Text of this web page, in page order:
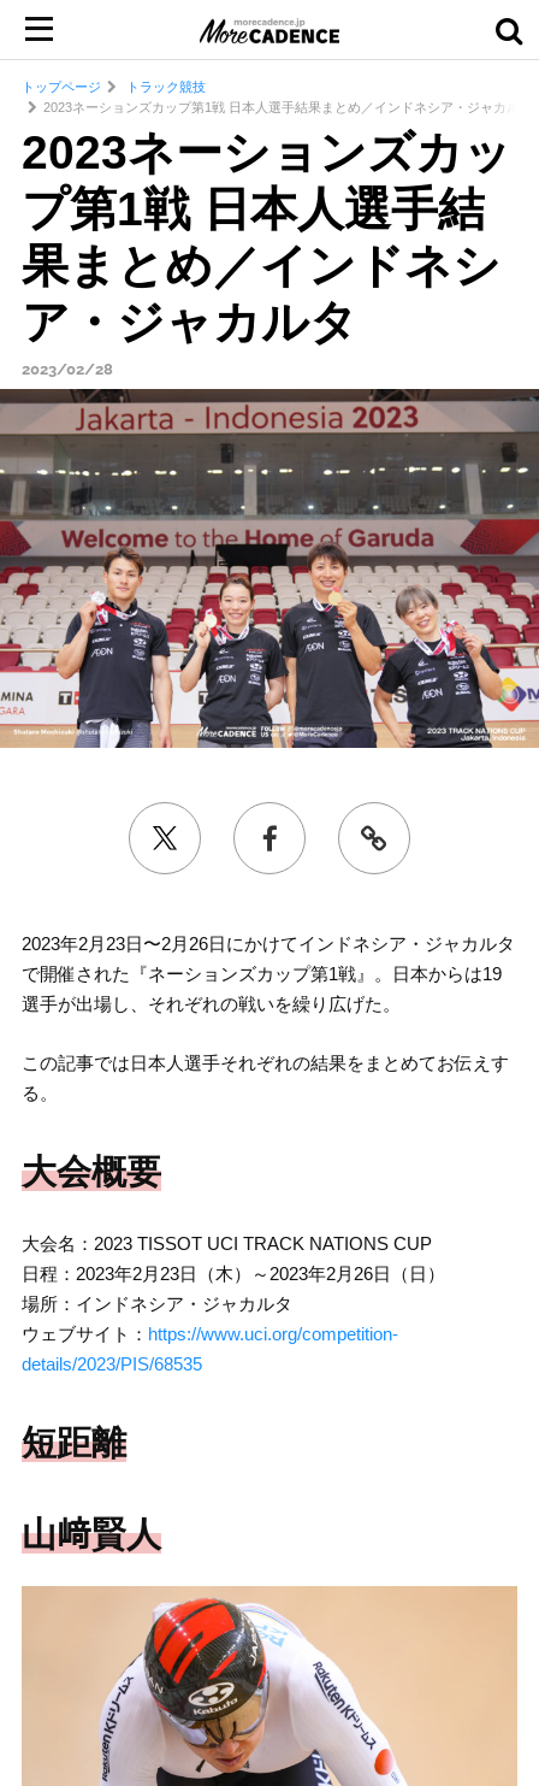
トップページ
トラック競技
2023ネーションズカップ第1戦 日本人選手結果まとめ／インドネシア・ジャカルタ
2023ネーションズカッ
プ第1戦 日本人選手結
果まとめ／インドネシ
ア・ジャカルタ
2023/02/28
2023年2月23日〜2月26日にかけてインドネシア・ジャカルタ
で開催された『ネーションズカップ第1戦』。日本からは19
選手が出場し、それぞれの戦いを繰り広げた。
この記事では日本人選手それぞれの結果をまとめてお伝えす
る。
大会概要
大会名：2023 TISSOT UCI TRACK NATIONS CUP
日程：2023年2月23日（木）～2023年2月26日（日）
場所：インドネシア・ジャカルタ
ウェブサイト： https://www.uci.org/competition-
details/2023/PIS/68535
短距離
山﨑賢人